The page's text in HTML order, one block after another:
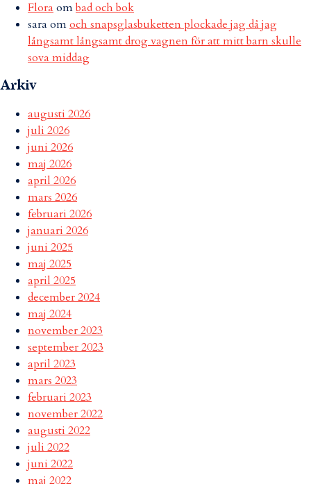
Flora ombad och bok
sara omoch snapsglasbuketten plockade jag då jag
långsamt långsamt drog vagnen för att mitt barn skulle
sova middag
Arkiv
augusti 2026
juli 2026
juni 2026
maj 2026
april 2026
mars 2026
februari 2026
januari 2026
juni 2025
maj 2025
april 2025
december 2024
maj 2024
november 2023
september 2023
april 2023
mars 2023
februari 2023
november 2022
augusti 2022
juli 2022
juni 2022
maj 2022